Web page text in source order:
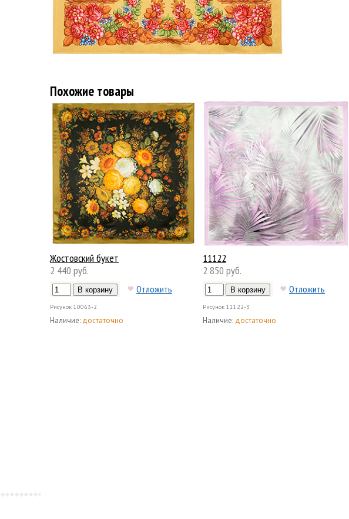
Похожие товары
Жостовский букет
2 440 руб.
Отложить
Рисунок 10063-2
Наличие: достаточно
11122
2 850 руб.
Отложить
Рисунок 11122-3
Наличие: достаточно